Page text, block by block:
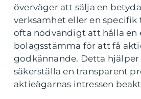
överväger att sälja en
verksamhet eller en
ofta nödvändigt att hålla en
bolagsstämma för att få
godkännande. Detta
säkerställa en transparent
aktieägarnas intressen